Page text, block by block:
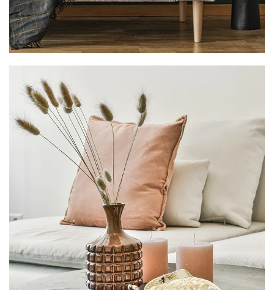
VER MAIS